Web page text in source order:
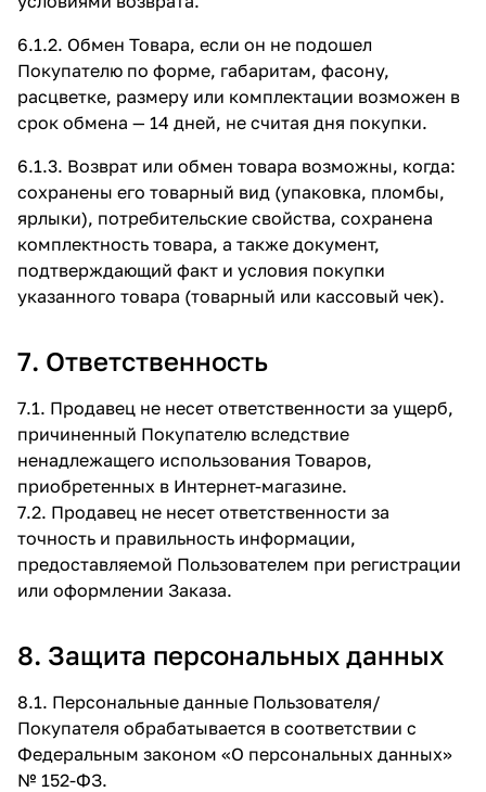
6.1.2. Обмен Товара, если он не подошел
Покупателю по форме, габаритам, фасону,
расцветке, размеру или комплектации возможен в
срок обмена — 14 дней, не считая дня покупки.
6.1.3. Возврат или обмен товара возможны, когда:
сохранены его товарный вид (упаковка, пломбы,
ярлыки), потребительские свойства, сохранена
комплектность товара, а также документ,
подтверждающий факт и условия покупки
указанного товара (товарный или кассовый чек).
7. Ответственность
7.1. Продавец не несет ответственности за ущерб,
причиненный Покупателю вследствие
ненадлежащего использования Товаров,
приобретенных в Интернет-магазине.
7.2. Продавец не несет ответственности за
точность и правильность информации,
предоставляемой Пользователем при регистрации
или оформлении Заказа.
8. Защита персональных данных
8.1. Персональные данные Пользователя/
Покупателя обрабатывается в соответствии с
Федеральным законом «О персональных данных»
№ 152-ФЗ.